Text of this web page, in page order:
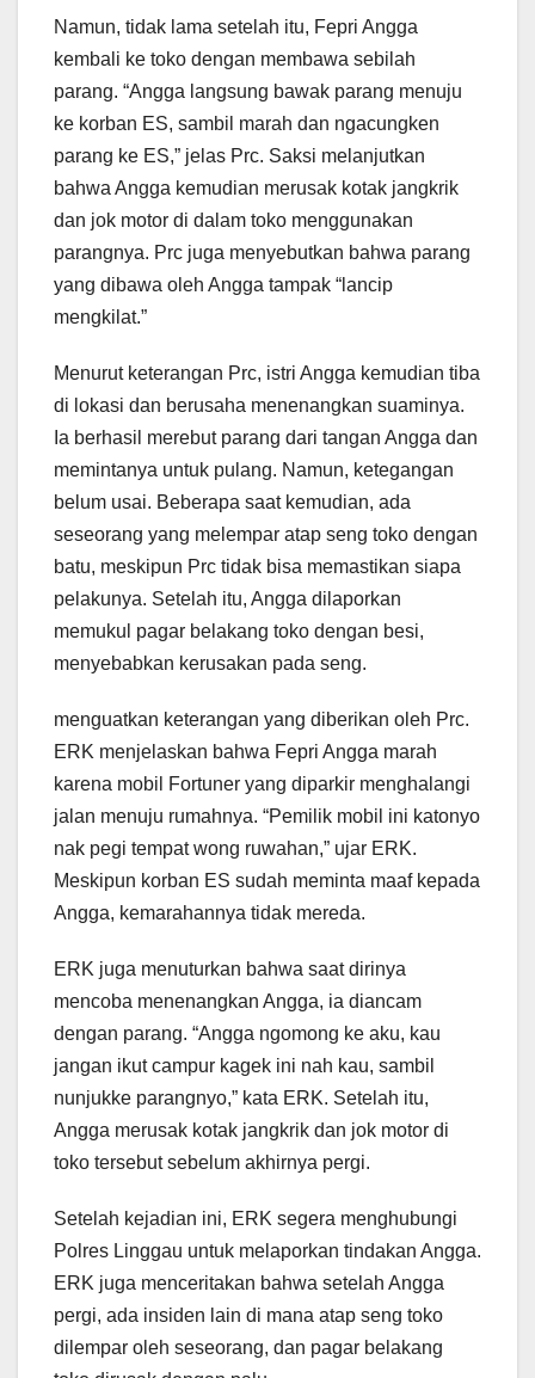
Namun, tidak lama setelah itu, Fepri Angga
kembali ke toko dengan membawa sebilah
parang. “Angga langsung bawak parang menuju
ke korban ES, sambil marah dan ngacungken
parang ke ES,” jelas Prc. Saksi melanjutkan
bahwa Angga kemudian merusak kotak jangkrik
dan jok motor di dalam toko menggunakan
parangnya. Prc juga menyebutkan bahwa parang
yang dibawa oleh Angga tampak “lancip
mengkilat.”
Menurut keterangan Prc, istri Angga kemudian tiba
di lokasi dan berusaha menenangkan suaminya.
Ia berhasil merebut parang dari tangan Angga dan
memintanya untuk pulang. Namun, ketegangan
belum usai. Beberapa saat kemudian, ada
seseorang yang melempar atap seng toko dengan
batu, meskipun Prc tidak bisa memastikan siapa
pelakunya. Setelah itu, Angga dilaporkan
memukul pagar belakang toko dengan besi,
menyebabkan kerusakan pada seng.
menguatkan keterangan yang diberikan oleh Prc.
ERK menjelaskan bahwa Fepri Angga marah
karena mobil Fortuner yang diparkir menghalangi
jalan menuju rumahnya. “Pemilik mobil ini katonyo
nak pegi tempat wong ruwahan,” ujar ERK.
Meskipun korban ES sudah meminta maaf kepada
Angga, kemarahannya tidak mereda.
ERK juga menuturkan bahwa saat dirinya
mencoba menenangkan Angga, ia diancam
dengan parang. “Angga ngomong ke aku, kau
jangan ikut campur kagek ini nah kau, sambil
nunjukke parangnyo,” kata ERK. Setelah itu,
Angga merusak kotak jangkrik dan jok motor di
toko tersebut sebelum akhirnya pergi.
Setelah kejadian ini, ERK segera menghubungi
Polres Linggau untuk melaporkan tindakan Angga.
ERK juga menceritakan bahwa setelah Angga
pergi, ada insiden lain di mana atap seng toko
dilempar oleh seseorang, dan pagar belakang